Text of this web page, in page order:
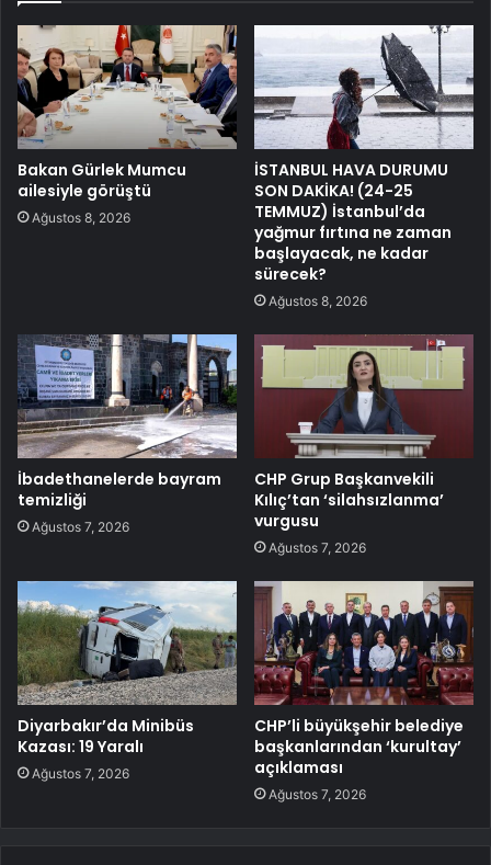
Bakan Gürlek Mumcu
ailesiyle görüştü
Ağustos 8, 2026
İSTANBUL HAVA DURUMU
SON DAKİKA! (24-25
TEMMUZ) İstanbul’da
yağmur fırtına ne zaman
başlayacak, ne kadar
sürecek?
Ağustos 8, 2026
İbadethanelerde bayram
temizliği
Ağustos 7, 2026
CHP Grup Başkanvekili
Kılıç’tan ‘silahsızlanma’
vurgusu
Ağustos 7, 2026
Diyarbakır’da Minibüs
Kazası: 19 Yaralı
Ağustos 7, 2026
CHP’li büyükşehir belediye
başkanlarından ‘kurultay’
açıklaması
Ağustos 7, 2026